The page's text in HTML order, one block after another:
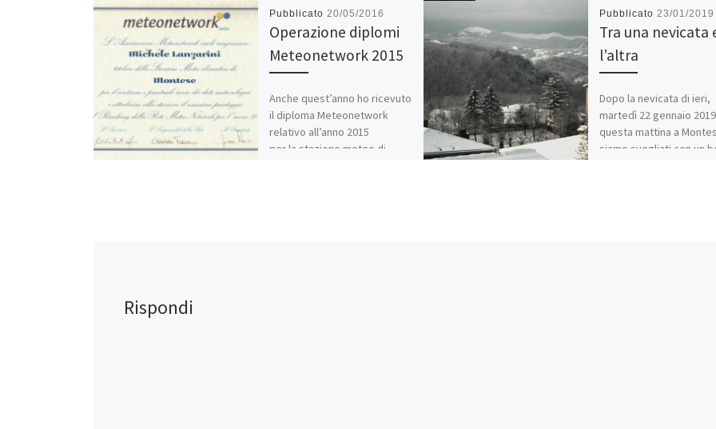
Pubblicato 20/05/2016
Operazione diplomi
Meteonetwork 2015
Anche quest’anno ho ricevuto
il diploma Meteonetwork
relativo all’anno 2015
per la stazione meteo di
Pubblicato 23/01/2019
Tra una nevicata
l’altra
Dopo la nevicata di ieri,
martedì 22 gennaio
questa mattina a
siamo svegliati con un
Rispondi